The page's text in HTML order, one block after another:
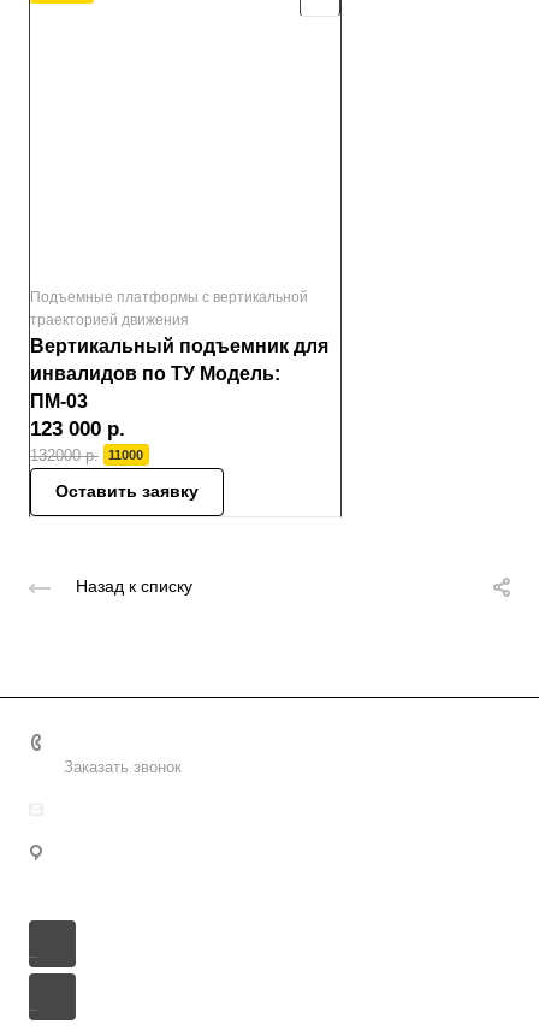
Подъемные платформы с вертикальной
траекторией движения
Вертикальный подъемник для
инвалидов по ТУ Модель:
ПМ-03
123 000 р.
132000 р. 11000
Оставить заявку
Назад к списку
Заказать звонок